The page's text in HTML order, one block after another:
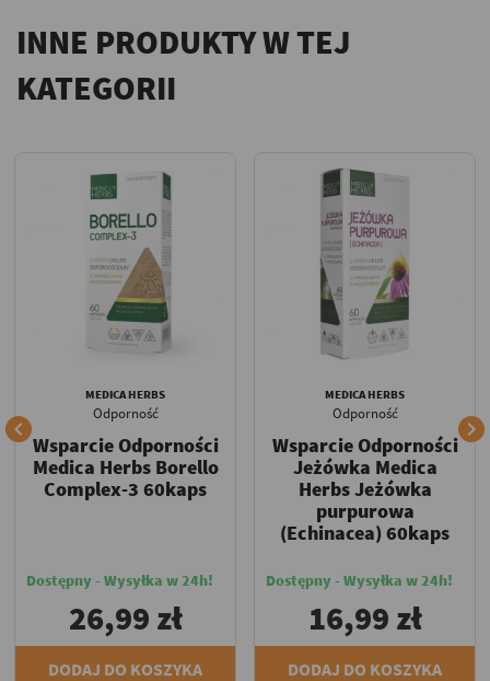
INNE PRODUKTY W TEJ
KATEGORII

MEDICA HERBS
Odporność
Wsparcie Odporności
Medica Herbs Borello
Complex-3 60kaps
Dostępny - Wysyłka w 24h!
26,99 zł
DODAJ DO KOSZYKA
MEDICA HERBS
Odporność
Wsparcie Odporności
Jeżówka Medica
Herbs Jeżówka
purpurowa
(Echinacea) 60kaps
Dostępny - Wysyłka w 24h!
16,99 zł
DODAJ DO KOSZYKA
